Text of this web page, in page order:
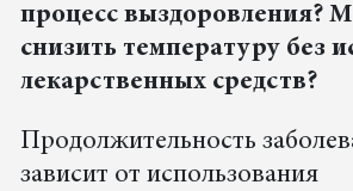
процесс выздоровления?
снизить температуру без
лекарственных средств?
Продолжительность
зависит от использования